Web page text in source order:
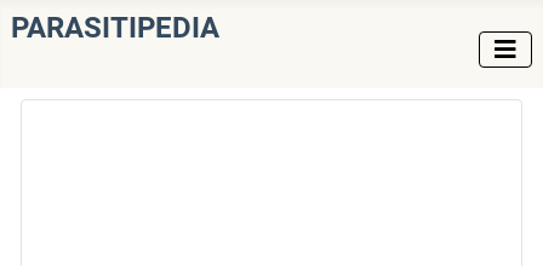
PARASITIPEDIA